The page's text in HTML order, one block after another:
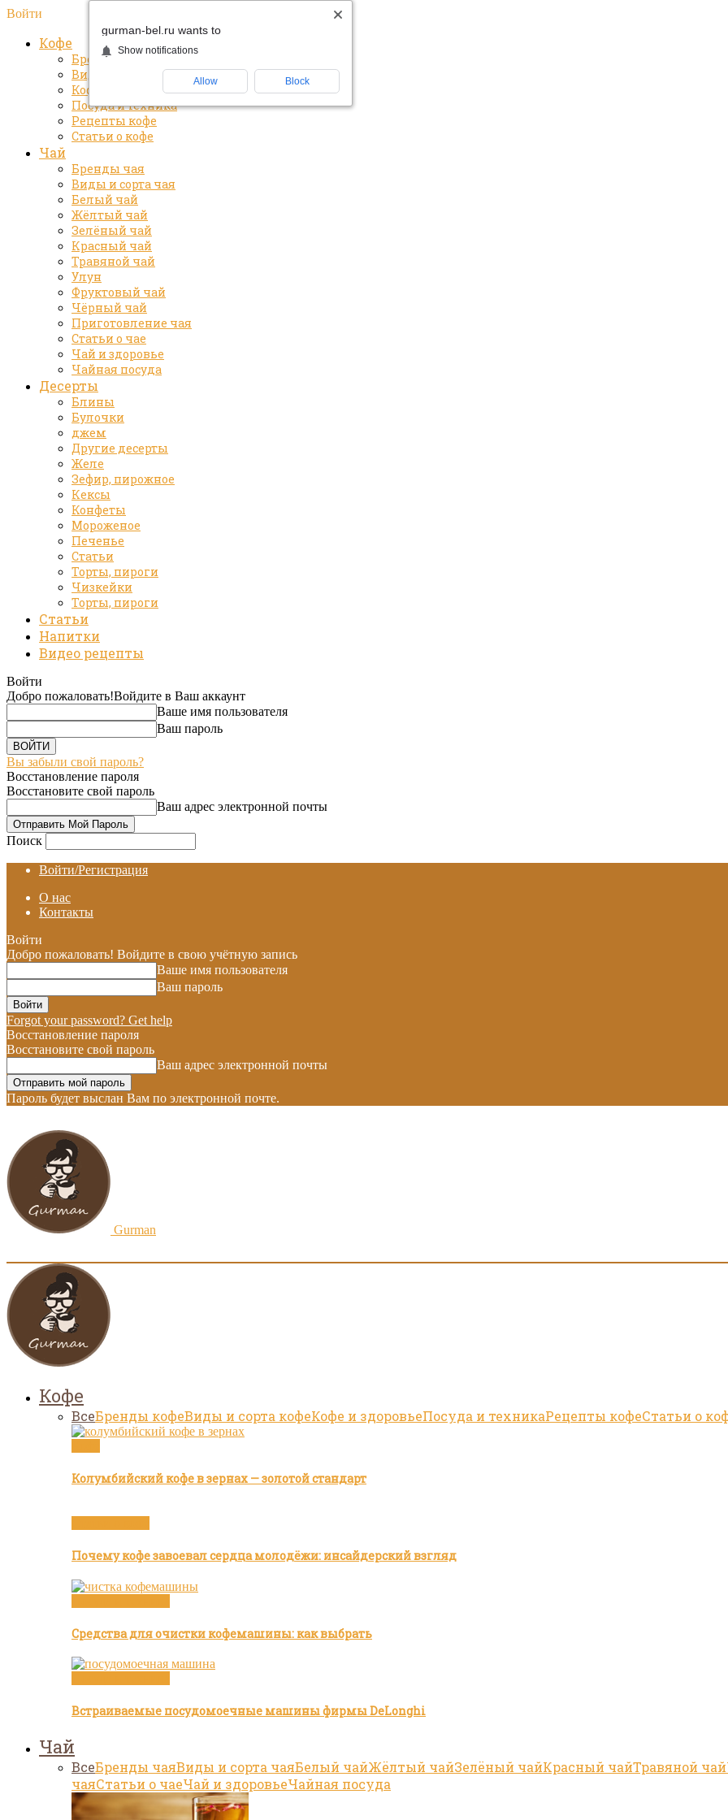
Войти
Кофе
Бренды кофе
Виды и сорта кофе
Кофе и здоровье
Посуда и техника
Рецепты кофе
Статьи о кофе
Чай
Бренды чая
Виды и сорта чая
Белый чай
Жёлтый чай
Зелёный чай
Красный чай
Травяной чай
Улун
Фруктовый чай
Чёрный чай
Приготовление чая
Статьи о чае
Чай и здоровье
Чайная посуда
Десерты
Блины
Булочки
джем
Другие десерты
Желе
Зефир, пирожное
Кексы
Конфеты
Мороженое
Печенье
Статьи
Торты, пироги
Чизкейки
Торты, пироги
Статьи
Напитки
Видео рецепты
Войти
Добро пожаловать!Войдите в Ваш аккаунт
Ваше имя пользователя
Ваш пароль
Вы забыли свой пароль?
Восстановление пароля
Восстановите свой пароль
Ваш адрес электронной почты
Поиск
Войти/Регистрация
О нас
Контакты
Войти
Добро пожаловать! Войдите в свою учётную запись
Ваше имя пользователя
Ваш пароль
Forgot your password? Get help
Восстановление пароля
Восстановите свой пароль
Ваш адрес электронной почты
Пароль будет выслан Вам по электронной почте.
Gurman
Кофе
ВсеБренды кофеВиды и сорта кофеКофе и здоровьеПосуда и техникаРецепты кофеСтатьи о
Колумбийский кофе в зернах — золотой стандарт
Почему кофе завоевал сердца молодёжи: инсайдерский взгляд
Средства для очистки кофемашины: как выбрать
Встраиваемые посудомоечные машины фирмы DeLonghi
Чай
ВсеБренды чаяВиды и сорта чаяБелый чайЖёлтый чайЗелёный чайКрасный чайТравяной чай
чаяСтатьи о чаеЧай и здоровьеЧайная посуда
gurman-bel.ru wants to
Show notifications
Allow Block